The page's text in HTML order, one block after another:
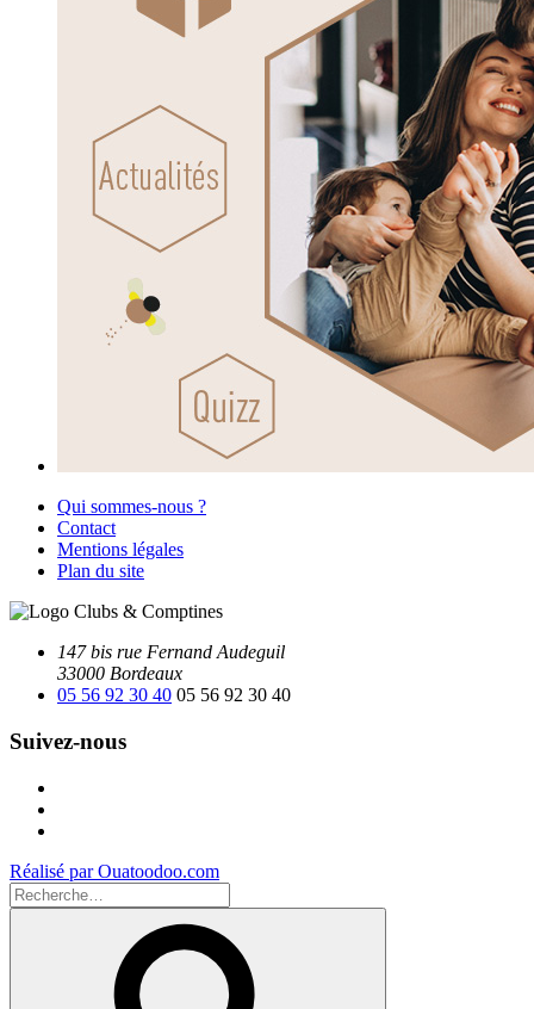
Qui sommes-nous ?
Contact
Mentions légales
Plan du site
147 bis rue Fernand Audeguil
33000 Bordeaux
05 56 92 30 40 05 56 92 30 40
Suivez-nous
Réalisé par Ouatoodoo.com
Recherche
pour